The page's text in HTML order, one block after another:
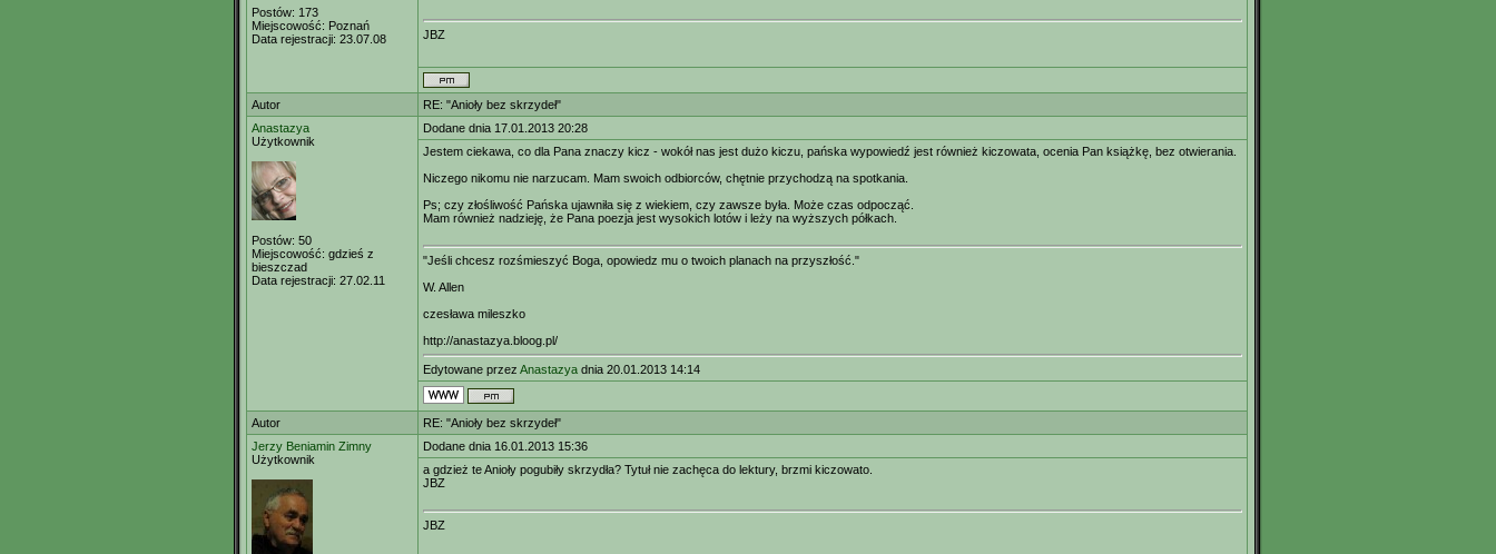
Postów: 173
Miejscowość: Poznań
Data rejestracji: 23.07.08 JBZ
Autor
RE: "Anioły bez skrzydeł"
Anastazya
Użytkownik
Postów: 50
Miejscowość: gdzieś z
bieszczad
Data rejestracji: 27.02.11
Dodane dnia 17.01.2013 20:28
Jestem ciekawa, co dla Pana znaczy kicz - wokół nas jest dużo kiczu, pańska wypowiedź jest również kiczowata, ocenia Pan książkę, bez otwierania.
Niczego nikomu nie narzucam. Mam swoich odbiorców, chętnie przychodzą na spotkania.
Ps; czy złośliwość Pańska ujawniła się z wiekiem, czy zawsze była. Może czas odpocząć.
Mam również nadzieję, że Pana poezja jest wysokich lotów i leży na wyższych półkach.
"Jeśli chcesz rozśmieszyć Boga, opowiedz mu o twoich planach na przyszłość."
W. Allen
czesława mileszko
http://anastazya.bloog.pl/
Edytowane przez Anastazya dnia 20.01.2013 14:14
Autor
RE: "Anioły bez skrzydeł"
Jerzy Beniamin Zimny
Użytkownik
Dodane dnia 16.01.2013 15:36
a gdzież te Anioły pogubiły skrzydła? Tytuł nie zachęca do lektury, brzmi kiczowato.
JBZ
JBZ